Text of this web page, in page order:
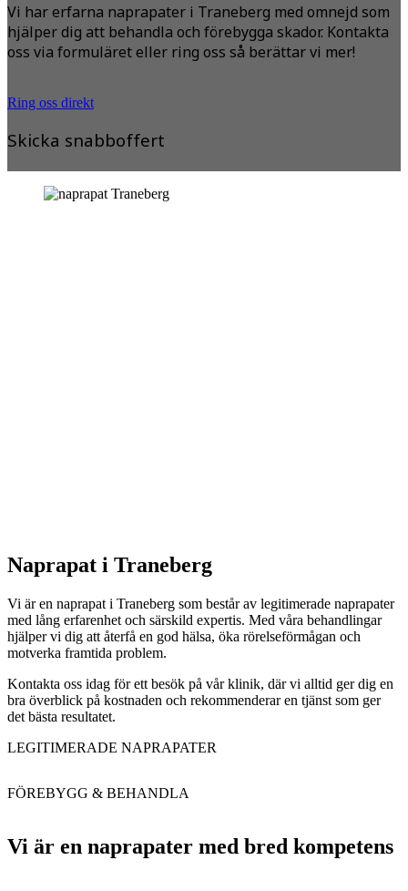
Vi har erfarna naprapater i Traneberg med omnejd som
hjälper dig att behandla och förebygga skador. Kontakta
oss via formuläret eller ring oss så berättar vi mer!
Ring oss direkt
Skicka snabboffert
Naprapat i Traneberg
Vi är en naprapat i Traneberg som består av legitimerade naprapater
med lång erfarenhet och särskild expertis. Med våra behandlingar
hjälper vi dig att återfå en god hälsa, öka rörelseförmågan och
motverka framtida problem.
Kontakta oss idag för ett besök på vår klinik, där vi alltid ger dig en
bra överblick på kostnaden och rekommenderar en tjänst som ger
det bästa resultatet.
LEGITIMERADE NAPRAPATER
Vi är en naprapater med bred kompetens
FÖREBYGG & BEHANDLA